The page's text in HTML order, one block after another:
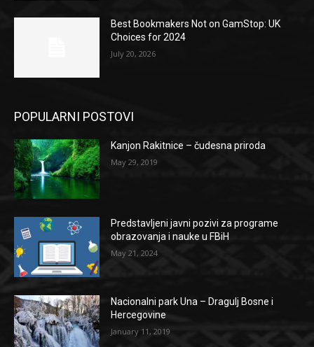
Best Bookmakers Not on GamStop: UK
Choices for 2024
July 20, 2026
POPULARNI POSTOVI
Kanjon Rakitnice – čudesna priroda
May 29, 2019
Predstavljeni javni pozivi za programe
obrazovanja i nauke u FBiH
May 21, 2024
Nacionalni park Una – Dragulj Bosne i
Hercegovine
January 11, 2019